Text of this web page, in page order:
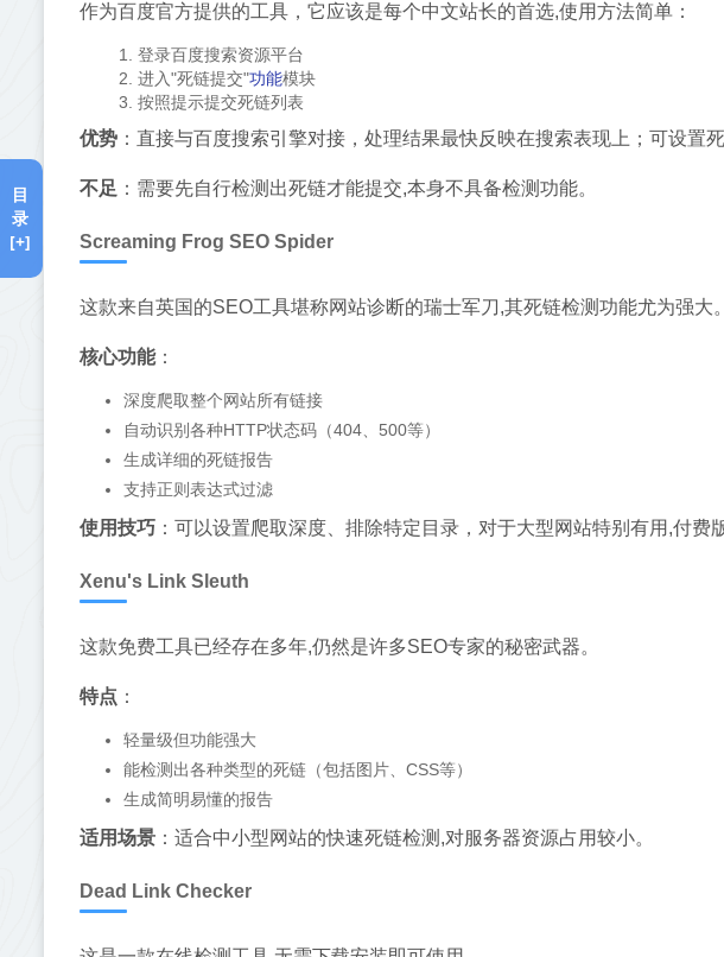
作为百度官方提供的工具，它应该是每个中文站长的首选,使用方法简单：
登录百度搜索资源平台
进入"死链提交"功能模块
按照提示提交死链列表
优势 ：直接与百度搜索引擎对接，处理结果最快反映在搜索表现上；可设置
不足 ：需要先自行检测出死链才能提交,本身不具备检测功能。
Screaming Frog SEO Spider
这款来自英国的SEO工具堪称网站诊断的瑞士军刀,其死链检测功能尤为强大。
核心功能：
深度爬取整个网站所有链接
自动识别各种HTTP状态码（404、500等）
生成详细的死链报告
支持正则表达式过滤
使用技巧 ：可以设置爬取深度、排除特定目录，对于大型网站特别有用,付费
Xenu's Link Sleuth
这款免费工具已经存在多年,仍然是许多SEO专家的秘密武器。
特点 ：
轻量级但功能强大
能检测出各种类型的死链（包括图片、CSS等）
生成简明易懂的报告
适用场景 ：适合中小型网站的快速死链检测,对服务器资源占用较小。
Dead Link Checker
目
录
[+]